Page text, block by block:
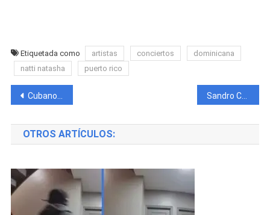
Etiquetada como artistas conciertos
dominicana
natti natasha
puerto rico
Navegación
de
entradas
Cubano es encontrado sin vida a orillas de un río en La Habana.
OTROS ARTÍCULOS: